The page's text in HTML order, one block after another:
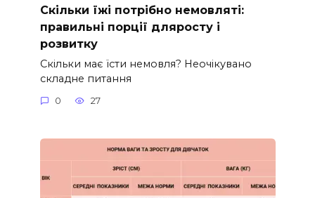
Скільки їжі потрібно немовляті:
правильні порції дляросту і
розвитку
Скільки має їсти немовля? Неочікувано
складне питання
0 27